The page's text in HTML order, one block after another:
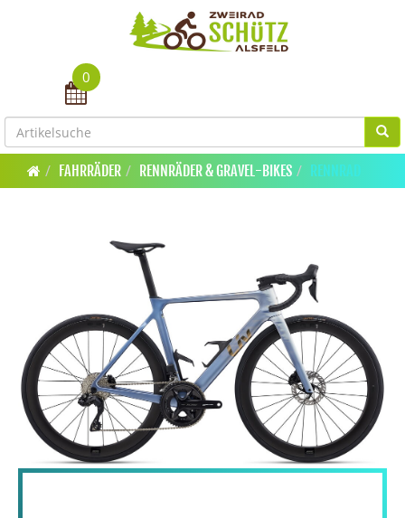
Toggle navigation
0
FAHRRÄDER RENNRÄDER & GRAVEL-BIKES RENNRAD